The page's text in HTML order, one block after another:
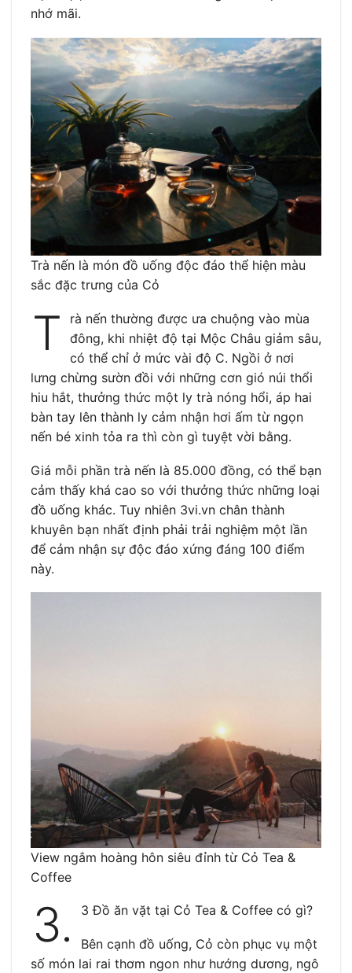
nhớ mãi.
Trà nến là món đồ uống độc đáo thể hiện màu
sắc đặc trưng của Cỏ
T
rà nến thường được ưa chuộng vào mùa
đông, khi nhiệt độ tại Mộc Châu giảm sâu,
có thể chỉ ở mức vài độ C. Ngồi ở nơi
lưng chừng sườn đồi với những cơn gió núi thổi
hiu hắt, thưởng thức một ly trà nóng hổi, áp hai
bàn tay lên thành ly cảm nhận hơi ấm từ ngọn
nến bé xinh tỏa ra thì còn gì tuyệt vời bằng.
Giá mỗi phần trà nến là 85.000 đồng, có thể bạn
cảm thấy khá cao so với thưởng thức những loại
đồ uống khác. Tuy nhiên 3vi.vn chân thành
khuyên bạn nhất định phải trải nghiệm một lần
để cảm nhận sự độc đáo xứng đáng 100 điểm
này.
View ngắm hoàng hôn siêu đỉnh từ Cỏ Tea &
Coffee
3. 3 Đồ ăn vặt tại Cỏ Tea & Coffee có gì?
Bên cạnh đồ uống, Cỏ còn phục vụ một
số món lai rai thơm ngon như hướng dương, ngô